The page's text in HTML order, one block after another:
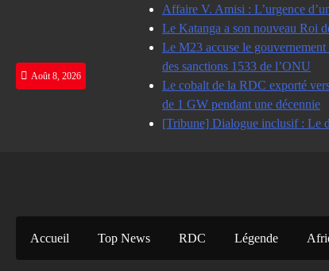
Août 8, 2026
Affaire V. Amisi : L’urgence
Le Katanga a son nouveau Roi
Le M23 accuse le
des sanctions 1533 de l’ONU
Le cobalt de la RDC exporté
de 1 GW pendant une décennie
[Tribune] Dialogue inclusif : Le
Accueil Top News RDC Légende